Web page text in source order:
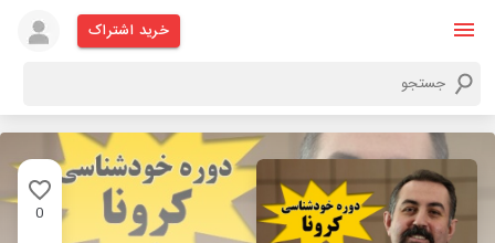
خرید اشتراک
0